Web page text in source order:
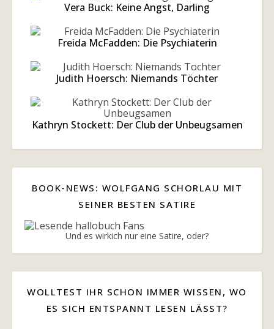
Vera Buck: Keine Angst, Darling
Freida McFadden: Die Psychiaterin
Judith Hoersch: Niemands Töchter
Kathryn Stockett: Der Club der Unbeugsamen
BOOK-NEWS: WOLFGANG SCHORLAU MIT
SEINER BESTEN SATIRE
Und es wirkich nur eine Satire, oder?
WOLLTEST IHR SCHON IMMER WISSEN, WO
ES SICH ENTSPANNT LESEN LÄSST?